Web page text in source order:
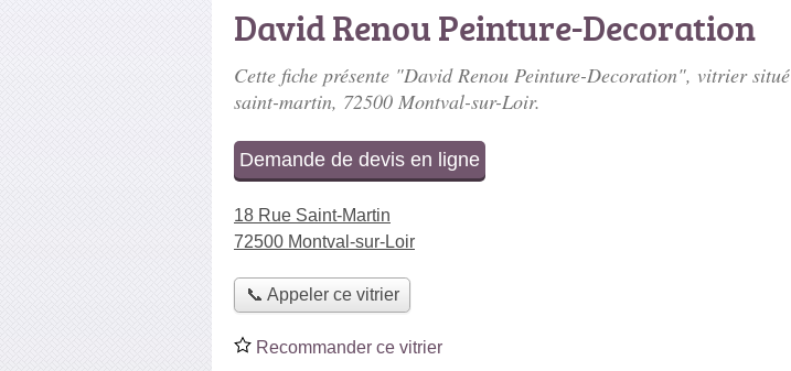
David Renou Peinture-Decoration
Cette fiche présente "David Renou Peinture-Decoration", vitrier situé
saint-martin, 72500 Montval-sur-Loir.
Demande de devis en ligne
18 Rue Saint-Martin
72500 Montval-sur-Loir
📞 Appeler ce vitrier
Recommander ce vitrier